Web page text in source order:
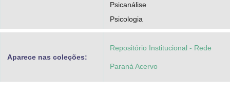
Psicanálise
Psicologia
Aparece nas coleções:
Repositório Institucional - Rede
Paraná Acervo